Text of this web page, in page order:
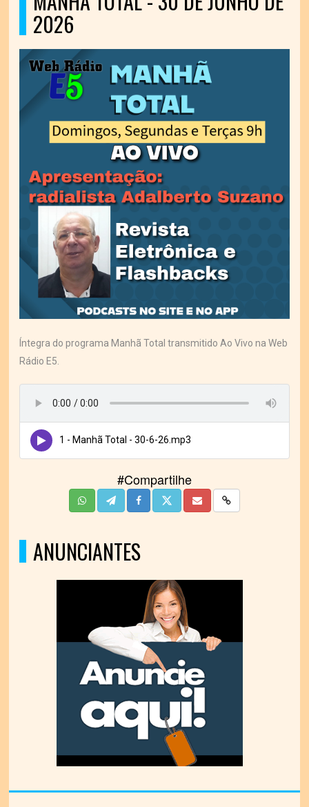
2026
Íntegra do programa Manhã Total transmitido Ao Vivo na Web
Rádio E5.
1 - Manhã Total - 30-6-26.mp3
#Compartilhe
ANUNCIANTES